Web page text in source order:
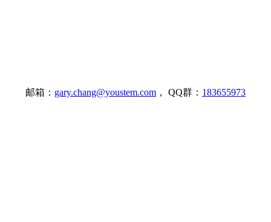
邮箱： gary.chang@youstem.com ， QQ群： 183655973